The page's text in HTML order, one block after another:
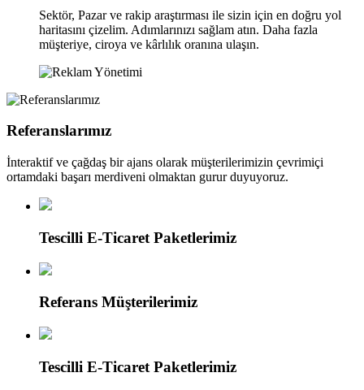
Sektör, Pazar ve rakip araştırması ile sizin için en doğru yol
haritasını çizelim. Adımlarınızı sağlam atın. Daha fazla
müşteriye, ciroya ve kârlılık oranına ulaşın.
Referanslarımız
İnteraktif ve çağdaş bir ajans olarak müşterilerimizin çevrimiçi
ortamdaki başarı merdiveni olmaktan gurur duyuyoruz.
Tescilli E-Ticaret Paketlerimiz
Referans Müşterilerimiz
Tescilli E-Ticaret Paketlerimiz